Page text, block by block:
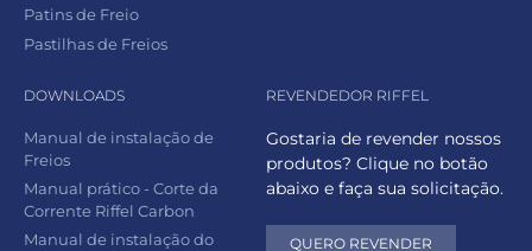
Patins de Freio
Pastilhas de Freios
DOWNLOADS
Manual de instalação de
Freios
Manual prático - Corte da
Corrente Riffel Carbon
Manual de instalação do
REVENDEDOR RIFFEL
Gostaria de revender nossos
produtos? Clique no botão
abaixo e faça sua solicitação.
QUERO REVENDER